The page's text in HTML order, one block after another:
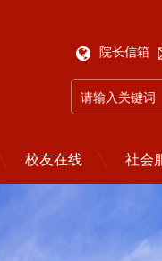
院长信箱
校友在线 社会